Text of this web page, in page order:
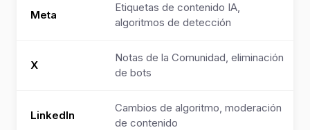
Meta
Etiquetas de contenido IA,
algoritmos de detección
X
Notas de la Comunidad, eliminación
de bots
LinkedIn
Cambios de algoritmo, moderación
de contenido